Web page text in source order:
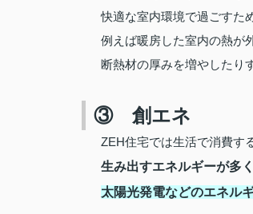
快適な室内環境で過ごすた
例えば暖房した室内の熱が
断熱材の厚みを増やしたり
③ 創エネ
ZEH住宅では生活で消費す
生み出すエネルギーが多
太陽光発電などのエネル